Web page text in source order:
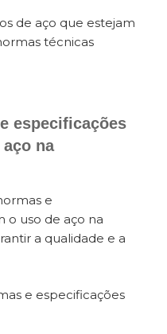
de aço que estejam
técnicas
especificações
na
e
o uso de aço na
a qualidade e a
e especificações